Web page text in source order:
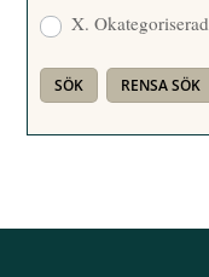
X. Okategoriserad